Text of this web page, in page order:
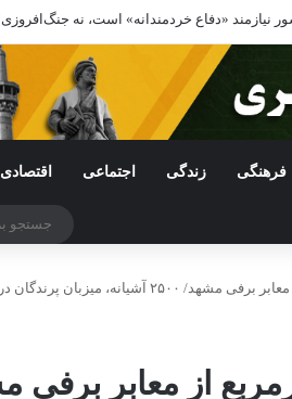
«خانه مشترک» در روزهای طوفانی
فرهنگی زندگی اجتماعی اقتصادی